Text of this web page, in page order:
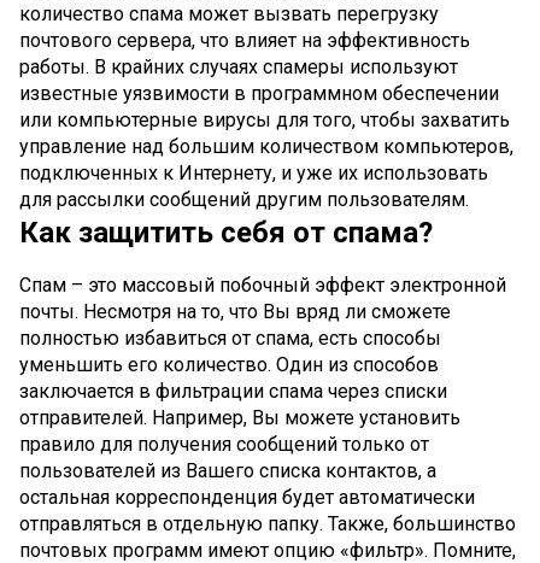
количество спама может вызвать перегрузку
почтового сервера, что влияет на эффективность
работы. В крайних случаях спамеры используют
известные уязвимости в программном обеспечении
или компьютерные вирусы для того, чтобы захватить
управление над большим количеством компьютеров,
подключенных к Интернету, и уже их использовать
для рассылки сообщений другим пользователям.
Как защитить себя от спама?
Спам – это массовый побочный эффект электронной
почты. Несмотря на то, что Вы вряд ли сможете
полностью избавиться от спама, есть способы
уменьшить его количество. Один из способов
заключается в фильтрации спама через списки
отправителей. Например, Вы можете установить
правило для получения сообщений только от
пользователей из Вашего списка контактов, а
остальная корреспонденция будет автоматически
отправляться в отдельную папку. Также, большинство
почтовых программ имеют опцию «фильтр». Помните,